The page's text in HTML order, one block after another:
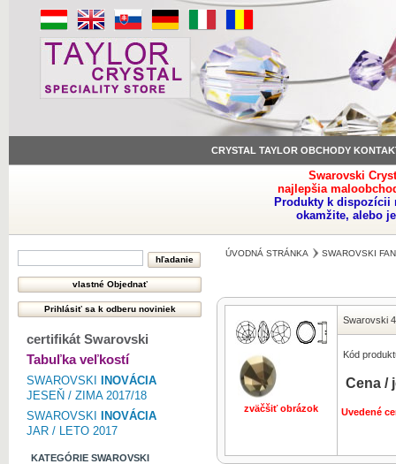
CRYSTAL TAYLOR OBCHODY
Swarovski
najlepšia
Produkty k dispozícii
okamžite, alebo
certifikát Swarovski
Tabuľka veľkostí
SWAROVSKI
INOVÁCIA
JESEŇ / ZIMA 2017/18
SWAROVSKI
INOVÁCIA
JAR / LETO 2017
KATEGÓRIE SWAROVSKI
ÚVODNÁ STRÁNKA SWAROVSKI
zväčšiť obrázok
Swarovski
Kód
Cena /
Uvedené